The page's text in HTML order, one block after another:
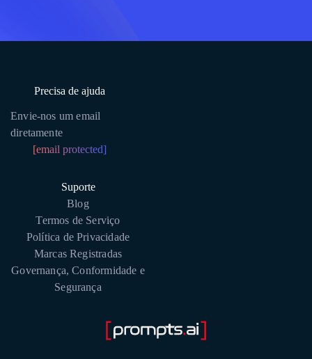
Precisa de ajuda
Envie-nos um email
diretamente
[email protected]
Suporte
Blog
Termos de Serviço
Política de Privacidade
Marcas Registradas
Governança, Conformidade e
Segurança